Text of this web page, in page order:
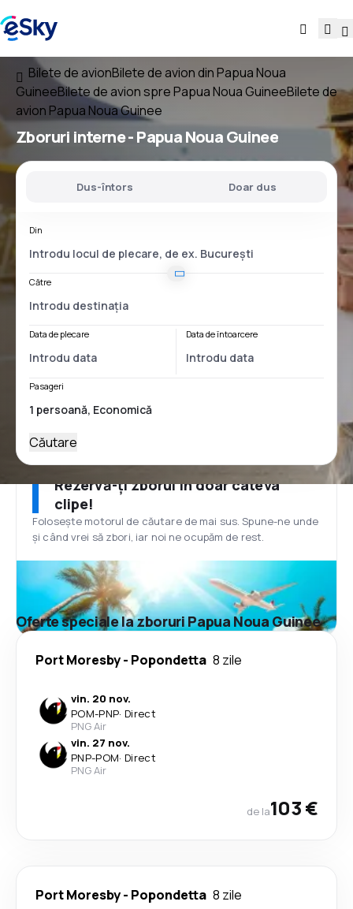
Bilete de avionBilete de avion din Papua Noua
GuineeBilete de avion spre Papua Noua GuineeBilete de
avion Papua Noua Guinee
Zboruri interne -Papua Noua Guinee
Dus-întors Doar dus
Din
Către
Data de plecare Data de întoarcere
Pasageri
Căutare
Rezervă-ți zborul în doar câteva
clipe!
Folosește motorul de căutare de mai sus. Spune-ne unde
și când vrei să zbori, iar noi ne ocupăm de rest.
Oferte speciale la zboruri Papua Noua Guinee
Port Moresby- Popondetta 8 zile
vin. 20 nov.
POM-PNP· Direct
PNG Air
vin. 27 nov.
PNP-POM· Direct
PNG Air
de la103 €
Port Moresby- Popondetta 8 zile